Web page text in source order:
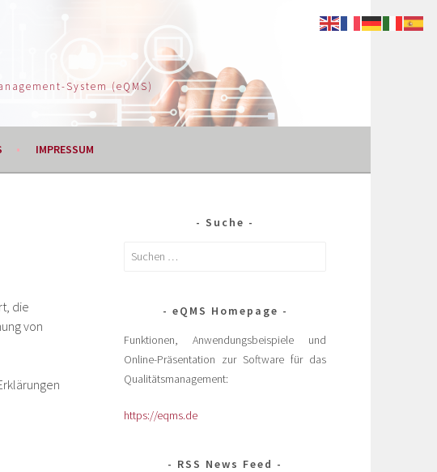
System (eQMS)
IMPRESSUM
die
von
Suche
eQMS Homepage
Funktionen, Anwendungsbeispiele und
Online-Präsentation zur Software für das
Qualitätsmanagement:
https://eqms.de
RSS News Feed